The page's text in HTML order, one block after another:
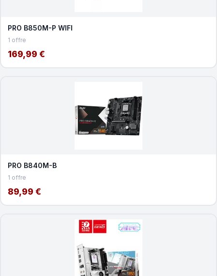
PRO B850M-P WIFI
1 offre
169,99 €
PRO B840M-B
1 offre
89,99 €